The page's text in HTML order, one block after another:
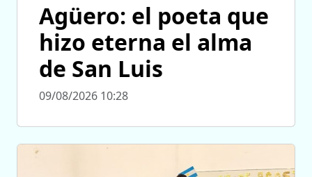
Agüero: el poeta que
hizo eterna el alma
de San Luis
09/08/2026 10:28